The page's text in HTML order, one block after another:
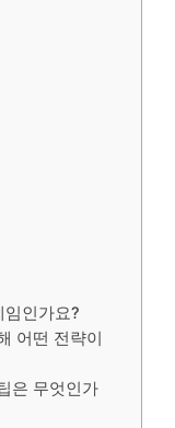
임인가요?
어떤 전략이
은 무엇인가